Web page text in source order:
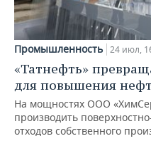
Промышленность 24 июл,
«Татнефть»
для повышения
На мощностях ООО
производить
отходов собственного